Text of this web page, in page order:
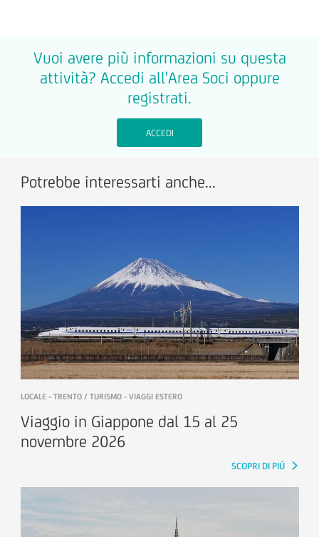
Vuoi avere più informazioni su questa
attività? Accedi all'Area Soci oppure
registrati.
ACCEDI
Potrebbe interessarti anche...
LOCALE - TRENTO / TURISMO - VIAGGI ESTERO
Viaggio in Giappone dal 15 al 25
novembre 2026
SCOPRI DI PIÚ